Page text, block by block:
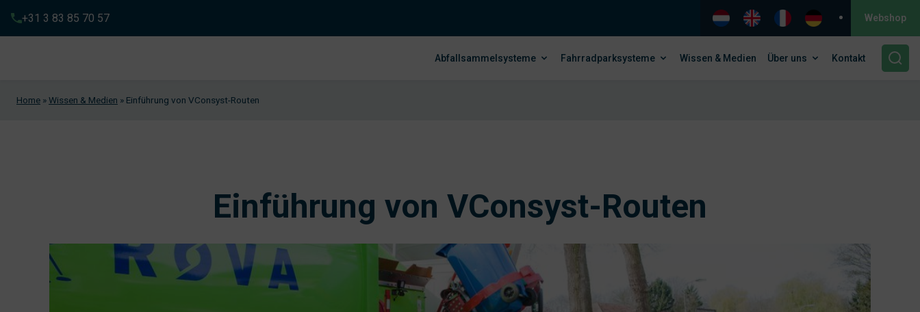
+31 3 83 85 70 57 Webshop
Abfallsammelsysteme Fahrradparksysteme Wissen & Medien Über uns Kontakt
Home »Wissen & Medien » Einführung von VConsyst-Routen
Einführung von VConsyst-Routen